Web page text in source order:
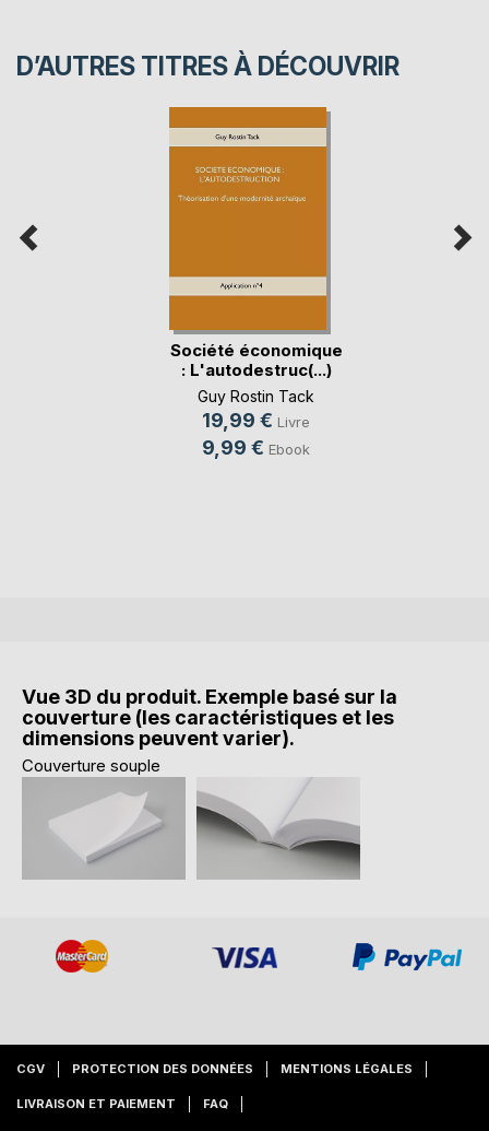
D’AUTRES TITRES À DÉCOUVRIR
Société économique
: L'autodestruc(...)
Guy Rostin Tack
19,99 € Livre
9,99 € Ebook
Vue 3D du produit. Exemple basé sur la
couverture (les caractéristiques et les
dimensions peuvent varier).
Couverture souple
CGV PROTECTION DES DONNÉES MENTIONS LÉGALES
LIVRAISON ET PAIEMENT FAQ